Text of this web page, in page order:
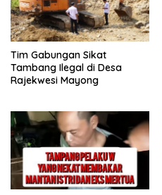
Tim Gabungan Sikat
Tambang Ilegal di Desa
Rajekwesi Mayong